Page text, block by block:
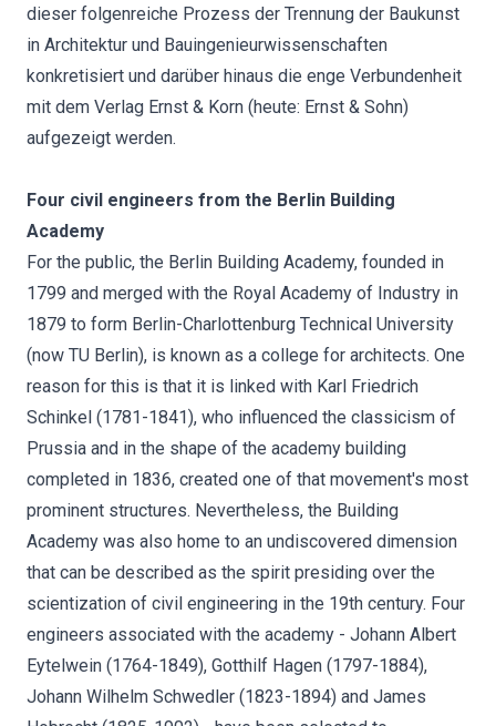
dieser folgenreiche Prozess der Trennung der Baukunst
in Architektur und Bauingenieurwissenschaften
konkretisiert und darüber hinaus die enge Verbundenheit
mit dem Verlag Ernst & Korn (heute: Ernst & Sohn)
aufgezeigt werden.
Four civil engineers from the Berlin Building
Academy
For the public, the Berlin Building Academy, founded in
1799 and merged with the Royal Academy of Industry in
1879 to form Berlin-Charlottenburg Technical University
(now TU Berlin), is known as a college for architects. One
reason for this is that it is linked with Karl Friedrich
Schinkel (1781-1841), who influenced the classicism of
Prussia and in the shape of the academy building
completed in 1836, created one of that movement's most
prominent structures. Nevertheless, the Building
Academy was also home to an undiscovered dimension
that can be described as the spirit presiding over the
scientization of civil engineering in the 19th century. Four
engineers associated with the academy - Johann Albert
Eytelwein (1764-1849), Gotthilf Hagen (1797-1884),
Johann Wilhelm Schwedler (1823-1894) and James